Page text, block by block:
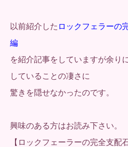
以前紹介した ロックフェラーの
編
を紹介記事をしていますが余り
していることの凄さに
驚きを隠せなかったのです。
興味のある方はお読み下さい。
【ロックフェーラーの完全支配